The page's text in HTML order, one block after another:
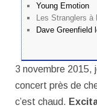
Young Emotion
Les Stranglers à
Dave Greenfield
3 novembre 2015,
concert près de
c’est chaud.